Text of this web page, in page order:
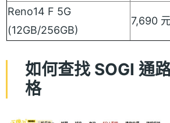
Reno14 F 5G
(12GB/256GB)
7,690
如何查找 SOGI 通
格